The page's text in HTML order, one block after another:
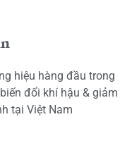
hiệu hàng đầu trong
đổi khí hậu & giảm
tại Việt Nam